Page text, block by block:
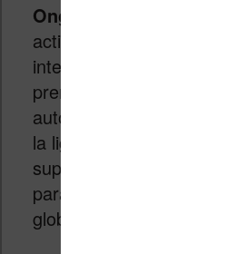
Onglet « Traitement
activez-le pour que
intelligemment le
prenne des décisions
automatiques :
la ligne, détection des
suppression des lignes
parasites,
global.